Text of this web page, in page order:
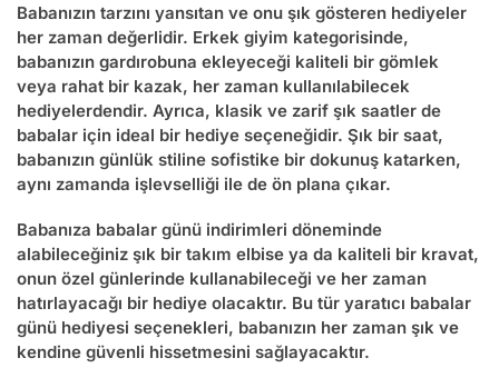
Babanızın tarzını yansıtan ve onu şık gösteren hediyeler
her zaman değerlidir. Erkek giyim kategorisinde,
babanızın gardırobuna ekleyeceği kaliteli bir gömlek
veya rahat bir kazak, her zaman kullanılabilecek
hediyelerdendir. Ayrıca, klasik ve zarif şık saatler de
babalar için ideal bir hediye seçeneğidir. Şık bir saat,
babanızın günlük stiline sofistike bir dokunuş katarken,
aynı zamanda işlevselliği ile de ön plana çıkar.
Babanıza babalar günü indirimleri döneminde
alabileceğiniz şık bir takım elbise ya da kaliteli bir kravat,
onun özel günlerinde kullanabileceği ve her zaman
hatırlayacağı bir hediye olacaktır. Bu tür yaratıcı babalar
günü hediyesi seçenekleri, babanızın her zaman şık ve
kendine güvenli hissetmesini sağlayacaktır.